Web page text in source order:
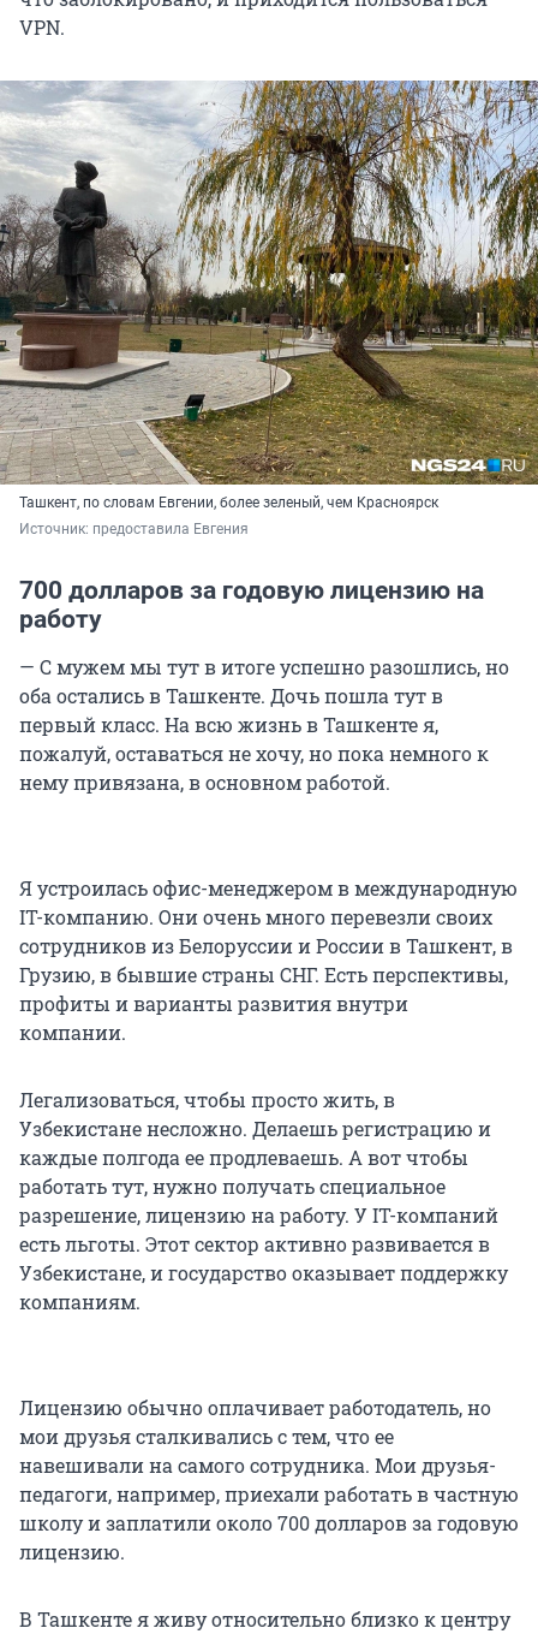
VPN.
Ташкент, по словам Евгении, более зеленый, чем Красноярск
Источник: предоставила Евгения
700 долларов за годовую лицензию на
работу
— С мужем мы тут в итоге успешно разошлись, но
оба остались в Ташкенте. Дочь пошла тут в
первый класс. На всю жизнь в Ташкенте я,
пожалуй, оставаться не хочу, но пока немного к
нему привязана, в основном работой.
Я устроилась офис-менеджером в международную
IT-компанию. Они очень много перевезли своих
сотрудников из Белоруссии и России в Ташкент, в
Грузию, в бывшие страны СНГ. Есть перспективы,
профиты и варианты развития внутри
компании.
Легализоваться, чтобы просто жить, в
Узбекистане несложно. Делаешь регистрацию и
каждые полгода ее продлеваешь. А вот чтобы
работать тут, нужно получать специальное
разрешение, лицензию на работу. У IT-компаний
есть льготы. Этот сектор активно развивается в
Узбекистане, и государство оказывает поддержку
компаниям.
Лицензию обычно оплачивает работодатель, но
мои друзья сталкивались с тем, что ее
навешивали на самого сотрудника. Мои друзья-
педагоги, например, приехали работать в частную
школу и заплатили около 700 долларов за годовую
лицензию.
В Ташкенте я живу относительно близко к центру